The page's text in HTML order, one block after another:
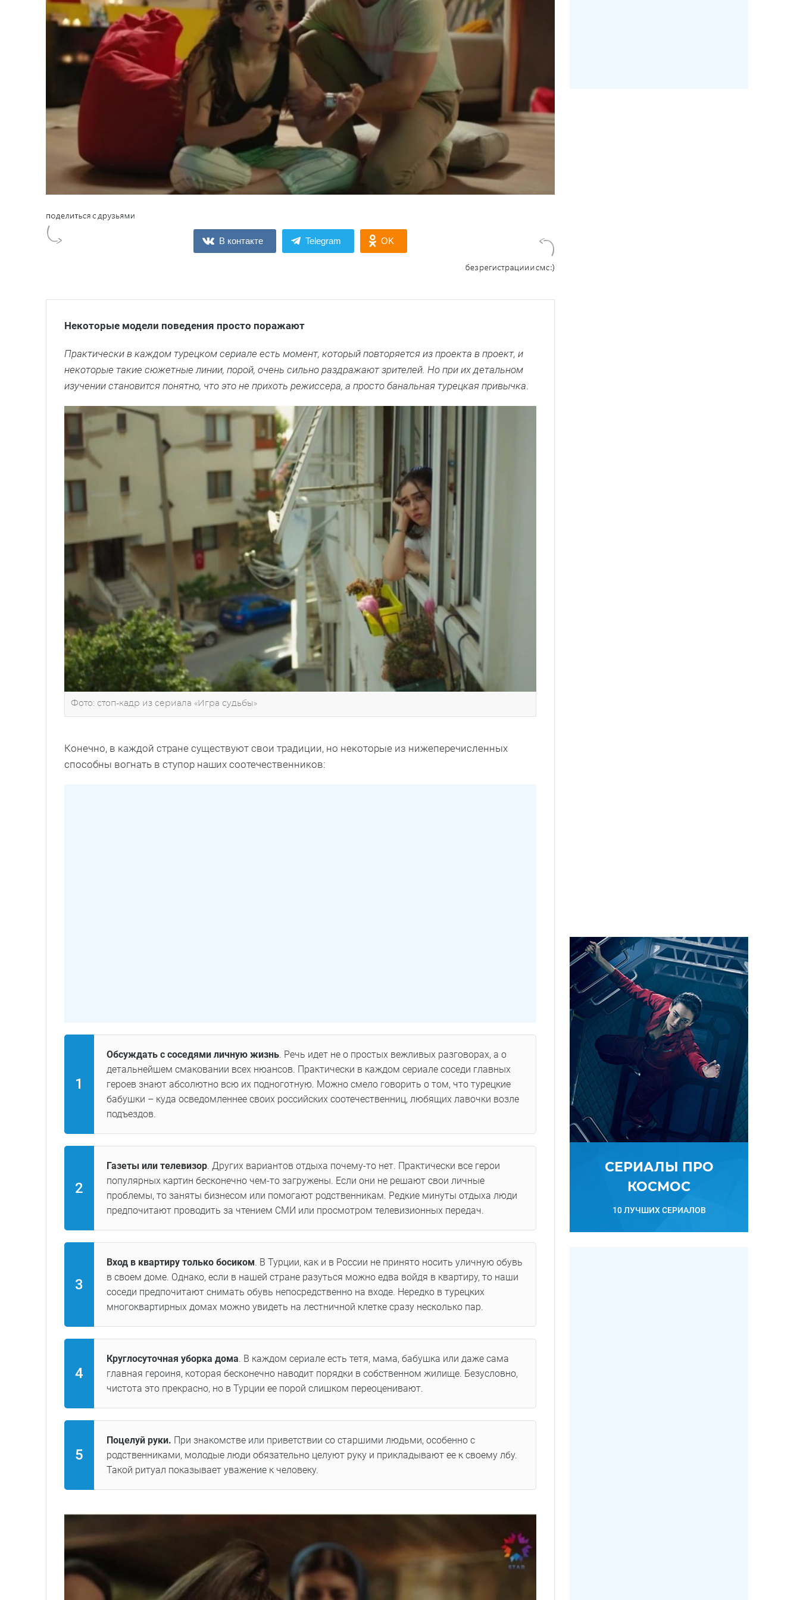
В контакте Telegram OK
Некоторые модели поведения просто поражают
Практически в каждом турецком сериале есть момент, который повторяется из проекта в проект, и
некоторые такие сюжетные линии, порой, очень сильно раздражают зрителей. Но при их детальном
изучении становится понятно, что это не прихоть режиссера, а просто банальная турецкая привычка.
Фото: стоп-кадр из сериала «Игра судьбы»
Конечно, в каждой стране существуют свои традиции, но некоторые из нижеперечисленных
способны вогнать в ступор наших соотечественников:
Обсуждать с соседями личную жизнь. Речь идет не о простых вежливых разговорах, а о
детальнейшем смаковании всех нюансов. Практически в каждом сериале соседи главных
героев знают абсолютно всю их подноготную. Можно смело говорить о том, что турецкие
бабушки – куда осведомленнее своих российских соотечественниц, любящих лавочки возле
подъездов.
Газеты или телевизор. Других вариантов отдыха почему-то нет. Практически все герои
популярных картин бесконечно чем-то загружены. Если они не решают свои личные
проблемы, то заняты бизнесом или помогают родственникам. Редкие минуты отдыха люди
предпочитают проводить за чтением СМИ или просмотром телевизионных передач.
Вход в квартиру только босиком. В Турции, как и в России не принято носить уличную обувь
в своем доме. Однако, если в нашей стране разуться можно едва войдя в квартиру, то наши
соседи предпочитают снимать обувь непосредственно на входе. Нередко в турецких
многоквартирных домах можно увидеть на лестничной клетке сразу несколько пар.
Круглосуточная уборка дома. В каждом сериале есть тетя, мама, бабушка или даже сама
главная героиня, которая бесконечно наводит порядки в собственном жилище. Безусловно,
чистота это прекрасно, но в Турции ее порой слишком переоценивают.
Поцелуй руки. При знакомстве или приветствии со старшими людьми, особенно с
родственниками, молодые люди обязательно целуют руку и прикладывают ее к своему лбу.
Такой ритуал показывает уважение к человеку.
СЕРИАЛЫ ПРО
КОСМОС
10 ЛУЧШИХ СЕРИАЛОВ